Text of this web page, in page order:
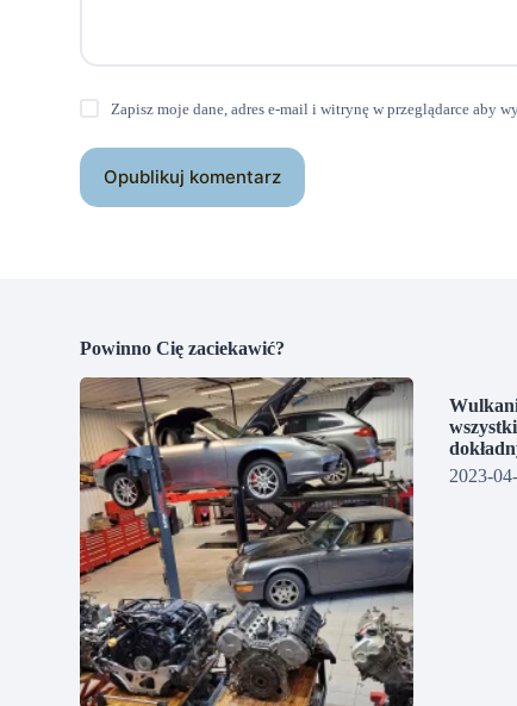
Zapisz moje dane, adres e-mail i witrynę w przeglądarce aby
Opublikuj komentarz
Powinno Cię zaciekawić?
2023-